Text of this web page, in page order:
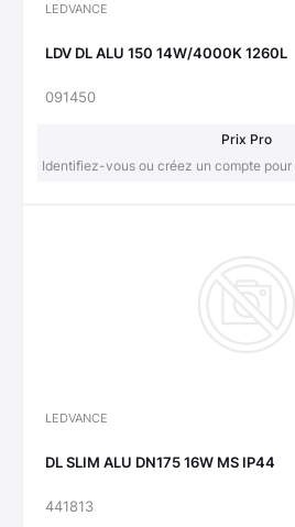
LEDVANCE
LDV DL ALU 150 14W/4000K 1260L
091450
Prix Pro
Identifiez-vous ou créez un compte pour
LEDVANCE
DL SLIM ALU DN175 16W MS IP44
441813